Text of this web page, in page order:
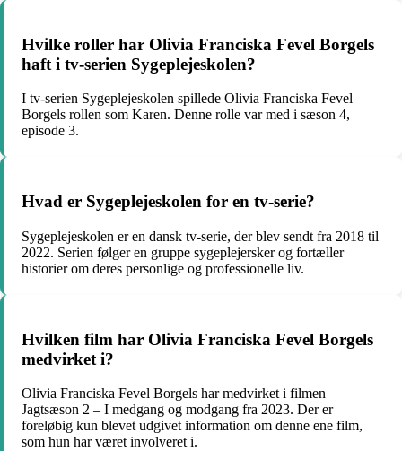
Hvilke roller har Olivia Franciska Fevel Borgels
haft i tv-serien Sygeplejeskolen?
I tv-serien Sygeplejeskolen spillede Olivia Franciska Fevel
Borgels rollen som Karen. Denne rolle var med i sæson 4,
episode 3.
Hvad er Sygeplejeskolen for en tv-serie?
Sygeplejeskolen er en dansk tv-serie, der blev sendt fra 2018 til
2022. Serien følger en gruppe sygeplejersker og fortæller
historier om deres personlige og professionelle liv.
Hvilken film har Olivia Franciska Fevel Borgels
medvirket i?
Olivia Franciska Fevel Borgels har medvirket i filmen
Jagtsæson 2 – I medgang og modgang fra 2023. Der er
foreløbig kun blevet udgivet information om denne ene film,
som hun har været involveret i.